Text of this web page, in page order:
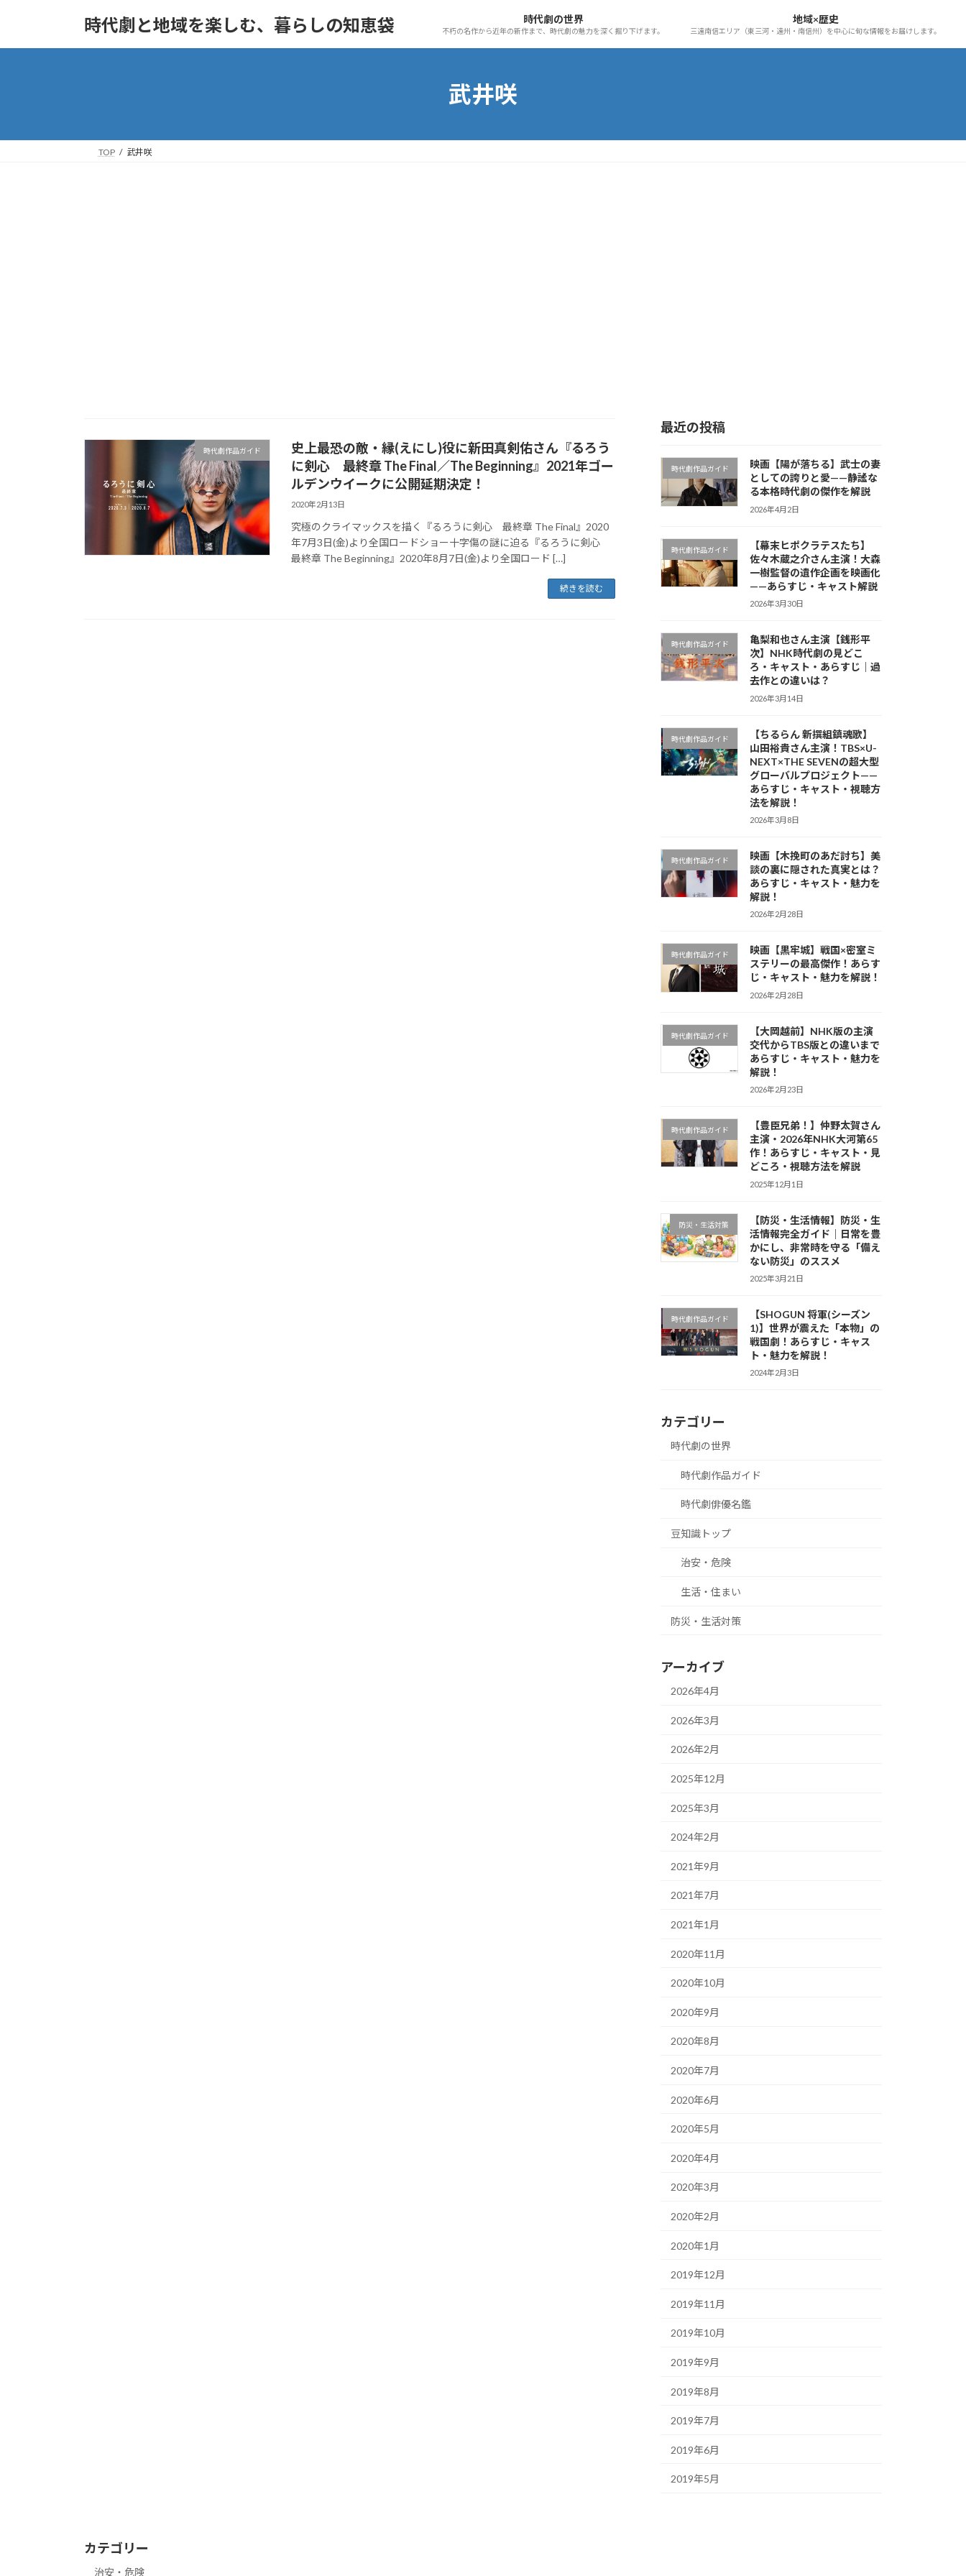
時代劇と地域を楽しむ、暮らしの知恵袋 時代劇の世界
不朽の名作から近年の新作まで、時代劇の魅力を深く掘り下げます。
地域×歴史
三遠南信エリア（東三河・遠州・南信州）を中心に旬な情報をお届けします。
武井咲
TOP 武井咲
時代劇作品ガイド
史上最恐の敵・縁(えにし)役に新田真剣佑さん『るろう
に剣心 最終章 The Final／The Beginning』2021年ゴー
ルデンウイークに公開延期決定！
2020年2月13日
究極のクライマックスを描く『るろうに剣心 最終章 The Final』2020
年7月3日(金)より全国ロードショー十字傷の謎に迫る『るろうに剣心
最終章 The Beginning』2020年8月7日(金)より全国ロード […]
続きを読む
最近の投稿
時代劇作品ガイド
映画【陽が落ちる】武士の妻
としての誇りと愛——静謐な
る本格時代劇の傑作を解説
2026年4月2日
時代劇作品ガイド
【幕末ヒポクラテスたち】
佐々木蔵之介さん主演！大森
一樹監督の遺作企画を映画化
——あらすじ・キャスト解説
2026年3月30日
時代劇作品ガイド
亀梨和也さん主演【銭形平
次】NHK時代劇の見どこ
ろ・キャスト・あらすじ｜過
去作との違いは？
2026年3月14日
時代劇作品ガイド
【ちるらん 新撰組鎮魂歌】
山田裕貴さん主演！TBS×U-
NEXT×THE SEVENの超大型
グローバルプロジェクト——
あらすじ・キャスト・視聴方
法を解説！
2026年3月8日
時代劇作品ガイド
映画【木挽町のあだ討ち】美
談の裏に隠された真実とは？
あらすじ・キャスト・魅力を
解説！
2026年2月28日
時代劇作品ガイド
映画【黒牢城】戦国×密室ミ
ステリーの最高傑作！あらす
じ・キャスト・魅力を解説！
2026年2月28日
時代劇作品ガイド
【大岡越前】NHK版の主演
交代からTBS版との違いまで
あらすじ・キャスト・魅力を
解説！
2026年2月23日
時代劇作品ガイド
【豊臣兄弟！】仲野太賀さん
主演・2026年NHK大河第65
作！あらすじ・キャスト・見
どころ・視聴方法を解説
2025年12月1日
防災・生活対策
【防災・生活情報】防災・生
活情報完全ガイド｜日常を豊
かにし、非常時を守る「備え
ない防災」のススメ
2025年3月21日
時代劇作品ガイド
【SHOGUN 将軍(シーズン
1)】世界が震えた「本物」の
戦国劇！あらすじ・キャス
ト・魅力を解説！
2024年2月3日
カテゴリー
時代劇の世界
時代劇作品ガイド
時代劇俳優名鑑
豆知識トップ
治安・危険
生活・住まい
防災・生活対策
アーカイブ
2026年4月
2026年3月
2026年2月
2025年12月
2025年3月
2024年2月
2021年9月
2021年7月
2021年1月
2020年11月
2020年10月
2020年9月
2020年8月
2020年7月
2020年6月
2020年5月
2020年4月
2020年3月
2020年2月
2020年1月
2019年12月
2019年11月
2019年10月
2019年9月
2019年8月
2019年7月
2019年6月
2019年5月
カテゴリー
治安・危険